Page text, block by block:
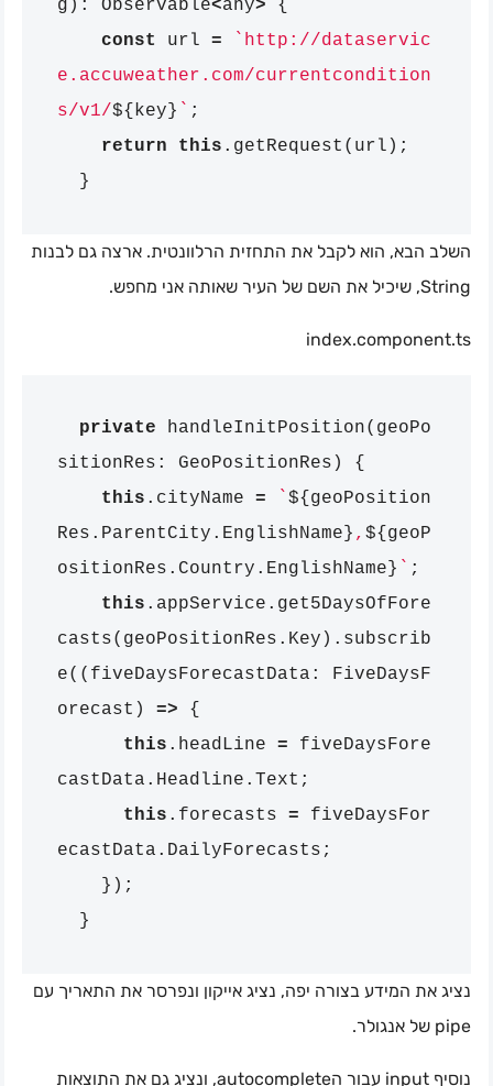
g ): Observable<any>
{
const
url =
`http://dataservic
e.accuweather.com/currentcondition
s/v1/${ key } ` ;
return
this . getRequest ( url );
}
השלב הבא, הוא לקבל את התחזית הרלוונטית. ארצה גם לבנות
String, שיכיל את השם של העיר שאותה אני מחפש.
index.component.ts
private handleInitPosition( geoPo
sitionRes : GeoPositionRes )
{
this . cityName = `${ geoPosition
Res . ParentCity . EnglishName } , ${ geoP
ositionRes . Country . EnglishName } ` ;
this . appService . get5DaysOfFore
casts( geoPositionRes . Key ). subscrib
e(( fiveDaysForecastData :
FiveDaysF
orecast ) =>
{
this . headLine =
fiveDaysFore
castData . Headline . Text ;
this . forecasts =
fiveDaysFor
ecastData . DailyForecasts ;
});
}
נציג את המידע בצורה יפה, נציג אייקון ונפרסר את התאריך עם
pipe של אנגולר.
נוסיף input עבור הautocomplete, ונציג גם את התוצאות